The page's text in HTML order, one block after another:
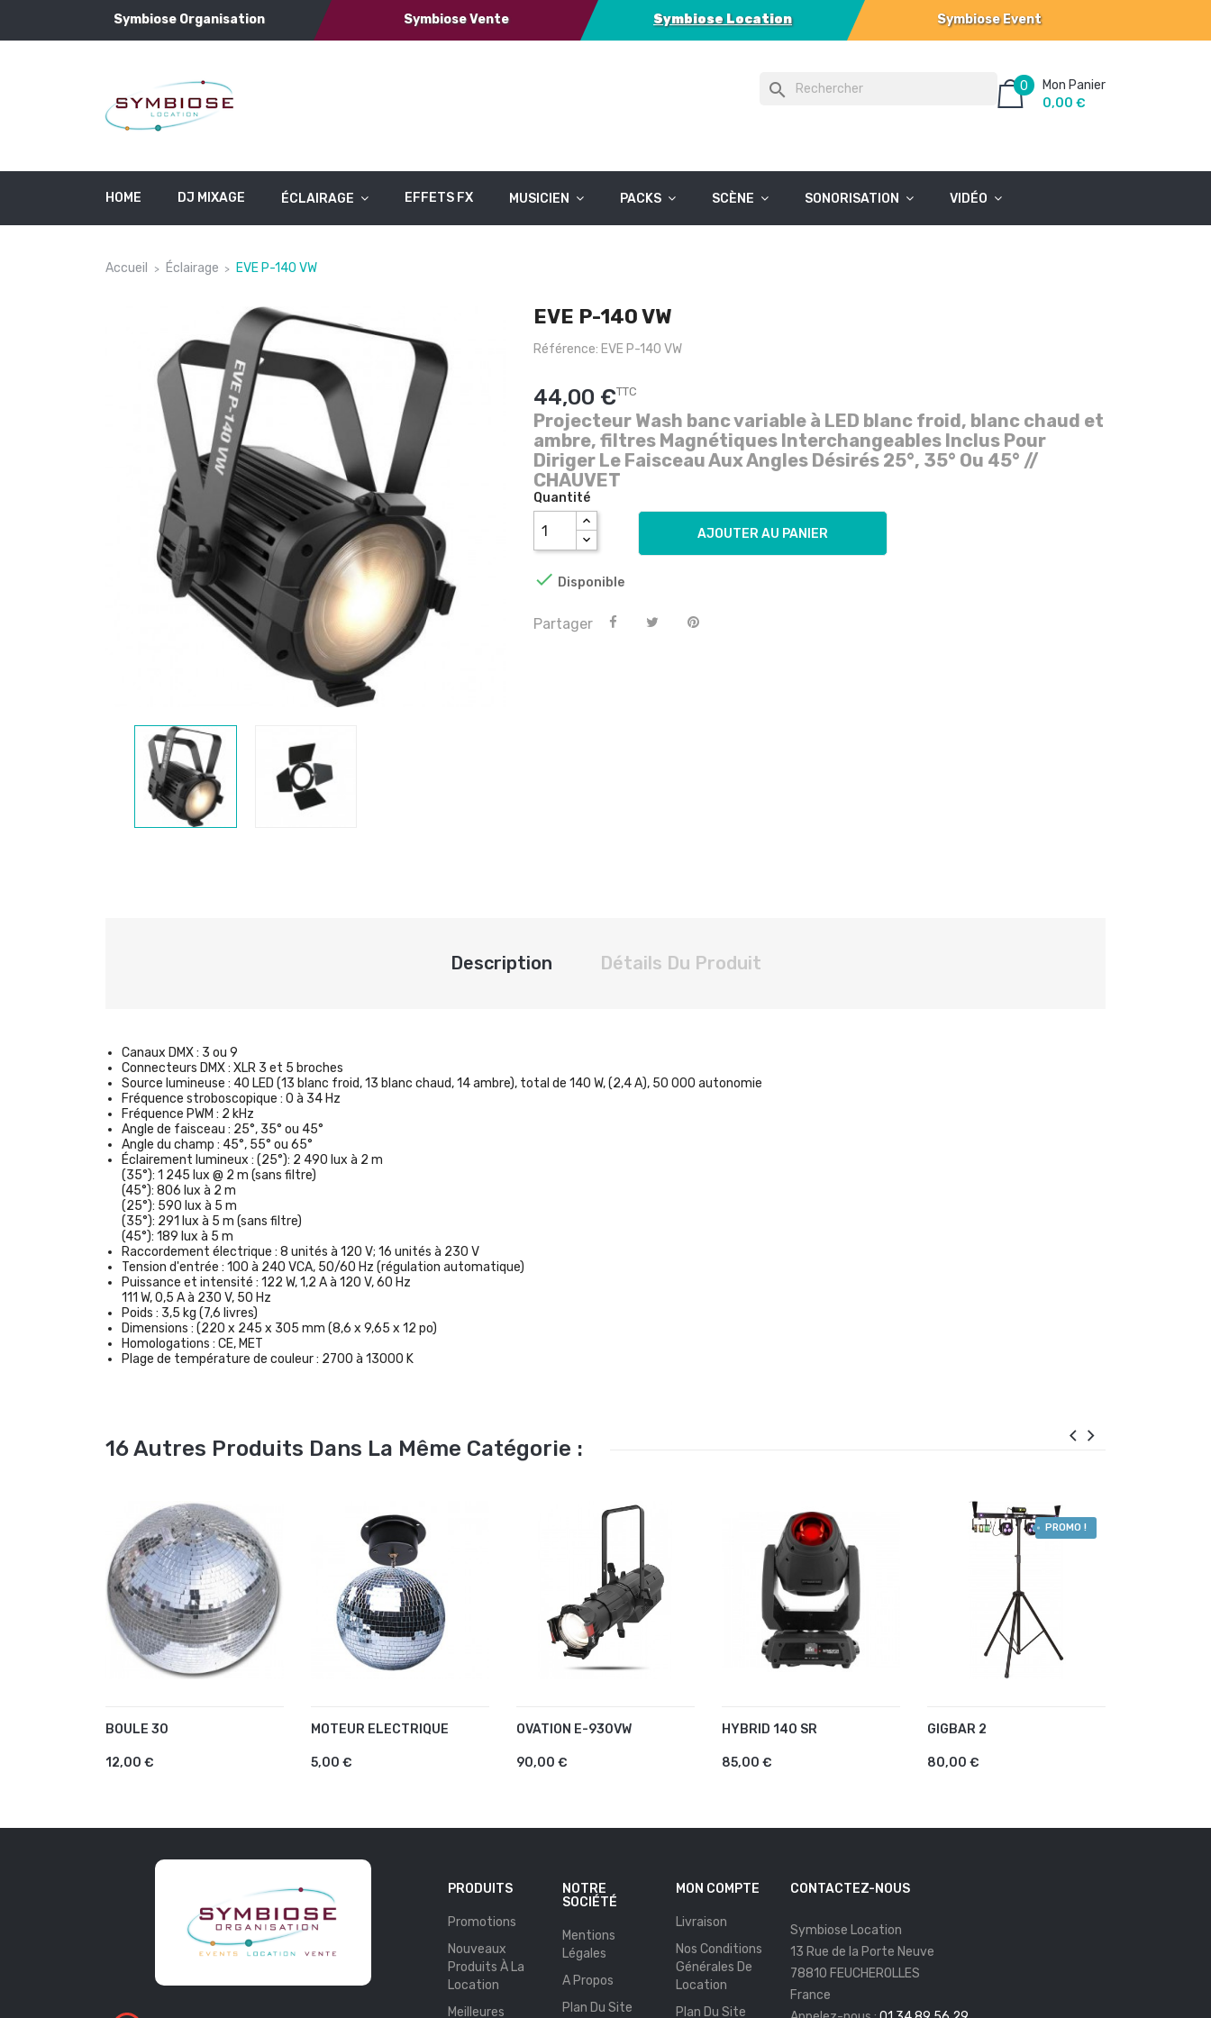
Symbiose Organisation Symbiose Vente Symbiose Location Symbiose Event
Mon Panier
0
0,00 €
search
HOME DJ MIXAGE ÉCLAIRAGE EFFETS FX MUSICIEN PACKS SCÈNE SONORISATION VIDÉO
Accueil Éclairage EVE P-140 VW
EVE P-140 VW
Référence: EVE P-140 VW
44,00 €TTC
Projecteur Wash banc variable à LED blanc froid, blanc chaud et
ambre, fIltres Magnétiques Interchangeables Inclus Pour
Diriger Le Faisceau Aux Angles Désirés 25°, 35° Ou 45° //
CHAUVET
Quantité
AJOUTER AU PANIER
 Disponible
Partager
Description Détails Du Produit
Canaux DMX : 3 ou 9
Connecteurs DMX : XLR 3 et 5 broches
Source lumineuse : 40 LED (13 blanc froid, 13 blanc chaud, 14 ambre), total de 140 W, (2,4 A), 50 000 autonomie
Fréquence stroboscopique : 0 à 34 Hz
Fréquence PWM : 2 kHz
Angle de faisceau : 25°, 35° ou 45°
Angle du champ : 45°, 55° ou 65°
Éclairement lumineux : (25°): 2 490 lux à 2 m
(35°): 1 245 lux @ 2 m (sans filtre)
(45°): 806 lux à 2 m
(25°): 590 lux à 5 m
(35°): 291 lux à 5 m (sans filtre)
(45°): 189 lux à 5 m
Raccordement électrique : 8 unités à 120 V; 16 unités à 230 V
Tension d'entrée : 100 à 240 VCA, 50/60 Hz (régulation automatique)
Puissance et intensité : 122 W, 1,2 A à 120 V, 60 Hz
111 W, 0,5 A à 230 V, 50 Hz
Poids : 3,5 kg (7,6 livres)
Dimensions : (220 x 245 x 305 mm (8,6 x 9,65 x 12 po)
Homologations : CE, MET
Plage de température de couleur : 2700 à 13000 K
16 Autres Produits Dans La Même Catégorie :
BOULE 30
12,00 €
AJOUTER AU PANIER MOTEUR ELECTRIQUE
5,00 €
AJOUTER AU PANIER OVATION E-930VW
90,00 €
AJOUTER AU PANIER HYBRID 140 SR
85,00 €
AJOUTER AU PANIER
PROMO !
GIGBAR 2
80,00 €
AJOUTER AU PANIER
PRODUITS
Promotions
Nouveaux
Produits À La
Location
Meilleures
NOTRE
SOCIÉTÉ
Mentions
Légales
A Propos
Plan Du Site
MON COMPTE
Livraison
Nos Conditions
Générales De
Location
Plan Du Site
CONTACTEZ-NOUS
Symbiose Location
13 Rue de la Porte Neuve
78810 FEUCHEROLLES
France